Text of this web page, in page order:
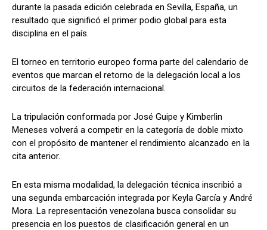
durante la pasada edición celebrada en Sevilla, España, un
resultado que significó el primer podio global para esta
disciplina en el país.
El torneo en territorio europeo forma parte del calendario de
eventos que marcan el retorno de la delegación local a los
circuitos de la federación internacional.
La tripulación conformada por José Guipe y Kimberlin
Meneses volverá a competir en la categoría de doble mixto
con el propósito de mantener el rendimiento alcanzado en la
cita anterior.
En esta misma modalidad, la delegación técnica inscribió a
una segunda embarcación integrada por Keyla García y André
Mora. La representación venezolana busca consolidar su
presencia en los puestos de clasificación general en un